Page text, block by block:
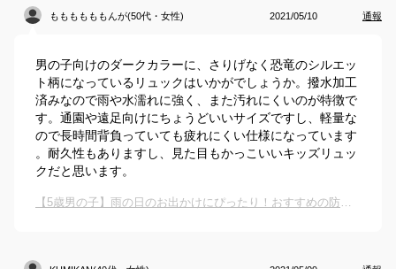
ももももももんが(50代・女性) 2021/05/10 通報
男の子向けのダークカラーに、さりげなく恐竜のシルエッ
ト柄になっているリュックはいかがでしょうか。撥水加工
済みなので雨や水濡れに強く、また汚れにくいのが特徴で
す。通園や遠足向けにちょうどいいサイズですし、軽量な
ので長時間背負っていても疲れにくい仕様になっています
。耐久性もありますし、見た目もかっこいいキッズリュッ
クだと思います。
【5歳男の子】雨の日のお出かけにぴったり！おすすめの防水素材のリュックは？